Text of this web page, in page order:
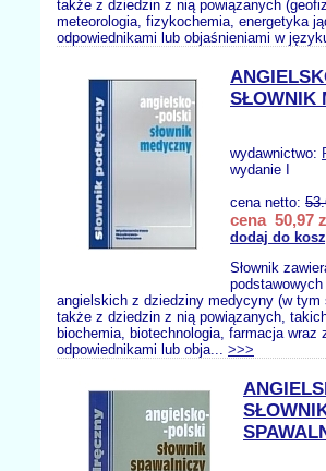
także z dziedzin z nią powiązanych
meteorologia, fizykochemia, energetyka
odpowiednikami lub objaśnieniami w
SŁOWNIK
wydawnictwo:
wydanie I
cena netto:
cena 50,97
dodaj do
Słownik
angielskich z dziedziny medycyny (w tym
także z dziedzin z nią powiązanych,
biochemia, biotechnologia, farmacja wraz
odpowiednikami lub obja... >>>